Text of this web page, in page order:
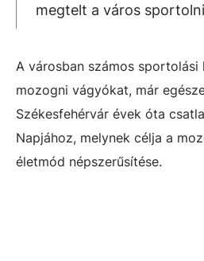
megtelt a város
A városban számos sportolási
mozogni vágyókat, már
Székesfehérvár évek óta
Napjához, melynek célja a
életmód népszerűsítése.